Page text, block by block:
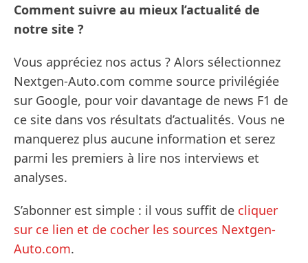
Comment suivre au mieux l’actualité de
notre site ?
Vous appréciez nos actus ? Alors sélectionnez
Nextgen-Auto.com comme source privilégiée
sur Google, pour voir davantage de news F1 de
ce site dans vos résultats d’actualités. Vous ne
manquerez plus aucune information et serez
parmi les premiers à lire nos interviews et
analyses.
S’abonner est simple : il vous suffit de cliquer
sur ce lien et de cocher les sources Nextgen-
Auto.com.